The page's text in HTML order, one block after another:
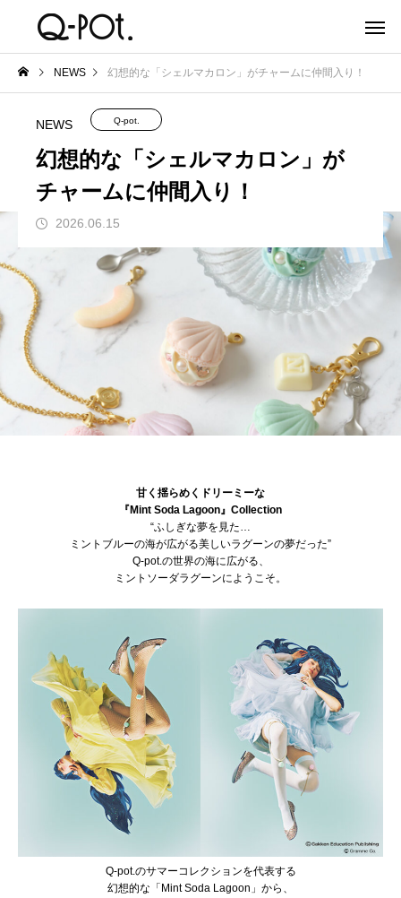
NEWS 幻想的な「シェルマカロン」がチャームに仲間入り！
NEWS Q-pot.
幻想的な「シェルマカロン」が
チャームに仲間入り！
2026.06.15
甘く揺らめくドリーミーな
『Mint Soda Lagoon』Collection
“ふしぎな夢を見た…
ミントブルーの海が広がる美しいラグーンの夢だった”
Q-pot.の世界の海に広がる、
ミントソーダラグーンにようこそ。
Q-pot.のサマーコレクションを代表する
幻想的な「Mint Soda Lagoon」から、